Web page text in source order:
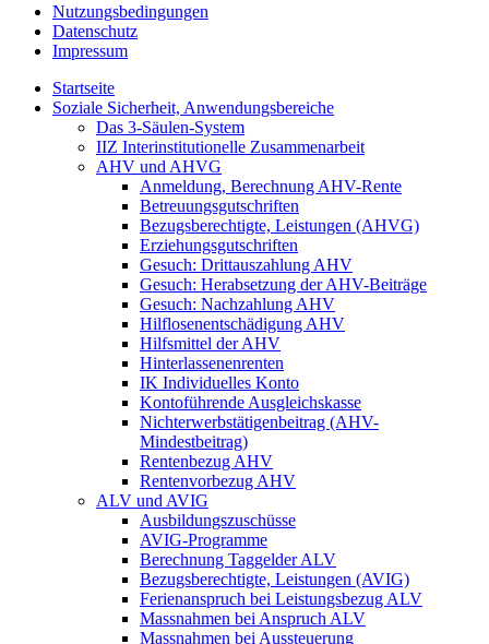
Nutzungsbedingungen
Datenschutz
Impressum
Startseite
Soziale Sicherheit, Anwendungsbereiche
Das 3-Säulen-System
IIZ Interinstitutionelle Zusammenarbeit
AHV und AHVG
Anmeldung, Berechnung AHV-Rente
Betreuungsgutschriften
Bezugsberechtigte, Leistungen (AHVG)
Erziehungsgutschriften
Gesuch: Drittauszahlung AHV
Gesuch: Herabsetzung der AHV-Beiträge
Gesuch: Nachzahlung AHV
Hilflosenentschädigung AHV
Hilfsmittel der AHV
Hinterlassenenrenten
IK Individuelles Konto
Kontoführende Ausgleichskasse
Nichterwerbstätigenbeitrag (AHV-
Mindestbeitrag)
Rentenbezug AHV
Rentenvorbezug AHV
ALV und AVIG
Ausbildungszuschüsse
AVIG-Programme
Berechnung Taggelder ALV
Bezugsberechtigte, Leistungen (AVIG)
Ferienanspruch bei Leistungsbezug ALV
Massnahmen bei Anspruch ALV
Massnahmen bei Aussteuerung